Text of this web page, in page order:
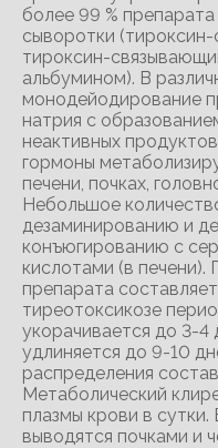
более 99 %
сыворотки
тироксин-
альбумином). В
монодейодирование
натрия с
неактивных
гормоны
печени, почках,
Небольшое
дезаминированию и
конъюгированию с
кислотами (в
препарата
тиреотоксикозе
укорачивается до 3-4
удлиняется до 9-10
распределения
Метаболический
плазмы крови в
выводятся почками и